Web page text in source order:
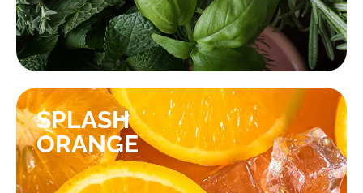
SPLASH
ORANGE